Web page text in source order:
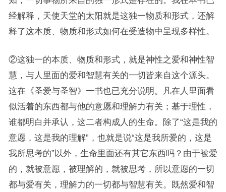
经解释，天使天堂的太阳就是这独一物质和形式，还解
释了这本质、物质和形式如何在受造物中呈现多样性。
②这独一的本质、物质和形式，就是神性之爱和神性智
慧，与人里面的爱和智慧有关的一切皆来自这个源头。
这在《圣爱与圣智》一书也已充分说明。凡在人里面看
似活着的东西都与他的意愿和理解力有关；基于理性，
谁都明白并承认，这二者构成人的生命。除了“这是我的
意愿，这是我的理解”，也就是说“这是我所爱的，这是
我所思考的”以外，生命里面还有其它东西吗？由于被爱
的，就被意愿，被理解的，就被思考，所以意愿的一切
都与爱有关，理解力的一切都与智慧有关。既然爱和智